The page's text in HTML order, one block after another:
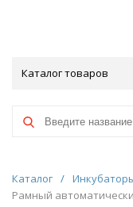
Каталог товаров
Каталог /
Рамный